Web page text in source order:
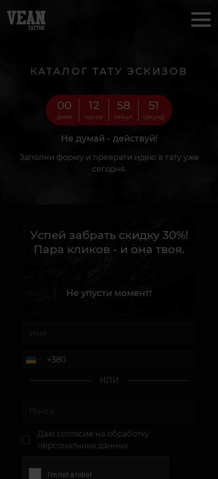
КАТАЛОГ ТАТУ ЭСКИЗОВ
00
дней
12
часов
58
минут
49
секунд
Не думай - действуй!
Заполни форму и преврати идею в тату уже
сегодня.
Успей забрать скидку 30%!
Пара кликов - и она твоя.
Не упусти момент!
ИЛИ
Даю согласие на обработку
персональных данных